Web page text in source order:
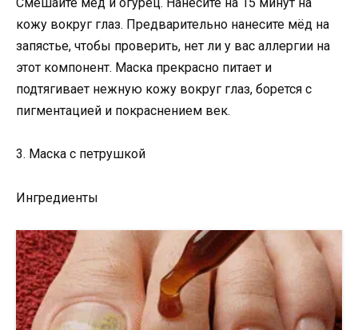
кожу вокруг глаз. Предварительно нанесите мёд на
запястье, чтобы проверить, нет ли у вас аллергии на
этот компонент. Маска прекрасно питает и
подтягивает нежную кожу вокруг глаз, борется с
пигментацией и покраснением век.
3. Маска с петрушкой
Ингредиенты